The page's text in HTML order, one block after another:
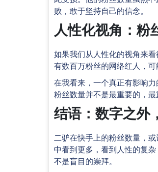
败，敢于坚持自己的信念。
人性化视角：粉
如果我们从人性化的视角来
有数百万粉丝的网络红人，
在我看来，一个真正有影响
粉丝数量并不是最重要的，
结语：数字之外
二驴在快手上的粉丝数量，
中看到更多，看到人性的复
不是盲目的崇拜。